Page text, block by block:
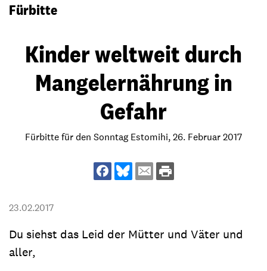
Fürbitte
Kinder weltweit durch
Mangelernährung in
Gefahr
Fürbitte für den Sonntag Estomihi, 26. Februar 2017
23.02.2017
Du siehst das Leid der Mütter und Väter und
aller,